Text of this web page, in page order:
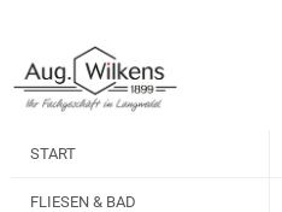
START
FLIESEN & BAD